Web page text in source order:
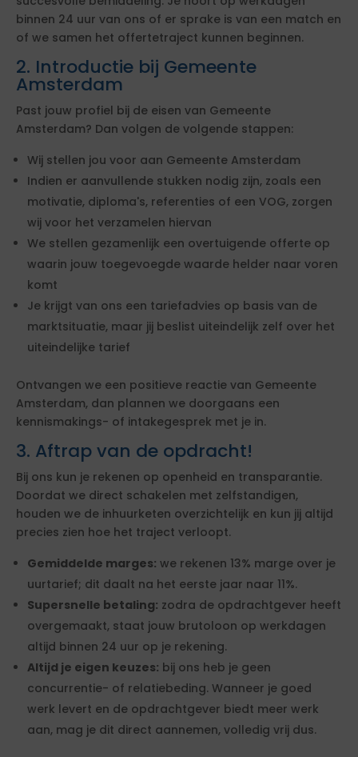
binnen 24 uur van ons of er sprake is van een match en
of we samen het offertetraject kunnen beginnen.
2. Introductie bij Gemeente
Amsterdam
Past jouw profiel bij de eisen van Gemeente
Amsterdam? Dan volgen de volgende stappen:
Wij stellen jou voor aan Gemeente Amsterdam
Indien er aanvullende stukken nodig zijn, zoals een
motivatie, diploma's, referenties of een VOG, zorgen
wij voor het verzamelen hiervan
We stellen gezamenlijk een overtuigende offerte op
waarin jouw toegevoegde waarde helder naar voren
komt
Je krijgt van ons een tariefadvies op basis van de
marktsituatie, maar jij beslist uiteindelijk zelf over het
uiteindelijke tarief
Ontvangen we een positieve reactie van Gemeente
Amsterdam, dan plannen we doorgaans een
kennismakings- of intakegesprek met je in.
3. Aftrap van de opdracht!
Bij ons kun je rekenen op openheid en transparantie.
Doordat we direct schakelen met zelfstandigen,
houden we de inhuurketen overzichtelijk en kun jij altijd
precies zien hoe het traject verloopt.
Gemiddelde marges: we rekenen 13% marge over je
uurtarief; dit daalt na het eerste jaar naar 11%.
Supersnelle betaling: zodra de opdrachtgever heeft
overgemaakt, staat jouw brutoloon op werkdagen
altijd binnen 24 uur op je rekening.
Altijd je eigen keuzes: bij ons heb je geen
concurrentie- of relatiebeding. Wanneer je goed
werk levert en de opdrachtgever biedt meer werk
aan, mag je dit direct aannemen, volledig vrij dus.